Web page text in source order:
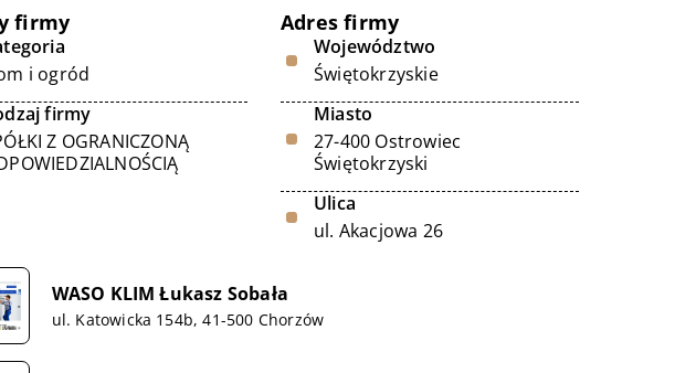
firmy
i ogród
firmy
Z OGRANICZONĄ
Adres firmy
Województwo
Świętokrzyskie
Miasto
27-400 Ostrowiec
Świętokrzyski
Ulica
ul. Akacjowa 26
WASO KLIM Łukasz Sobała
ul. Katowicka 154b, 41-500 Chorzów